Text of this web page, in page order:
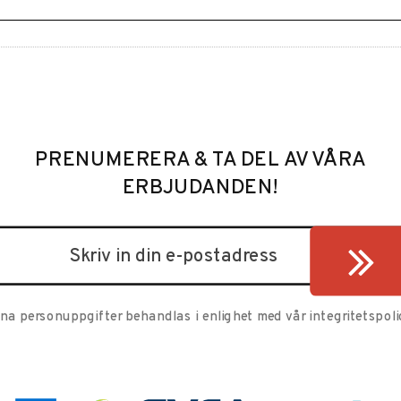
PRENUMERERA & TA DEL AV VÅRA
ERBJUDANDEN!
personuppgifter behandlas i enlighet med vår